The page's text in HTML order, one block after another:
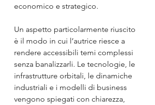
economico e strategico.
Un aspetto particolarmente riuscito
è il modo in cui l’autrice riesce a
rendere accessibili temi complessi
senza banalizzarli. Le tecnologie, le
infrastrutture orbitali, le dinamiche
industriali e i modelli di business
vengono spiegati con chiarezza,